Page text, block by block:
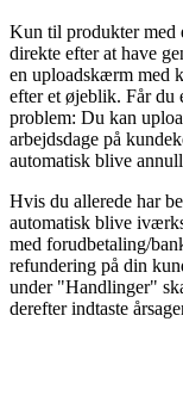
Kun til produkter med
direkte efter at have
en uploadskærm med
efter et øjeblik. Får du
problem: Du kan
arbejdsdage på
automatisk blive
Hvis du allerede har
automatisk blive
med forudbetaling/
refundering på din
under "Handlinger"
derefter indtaste